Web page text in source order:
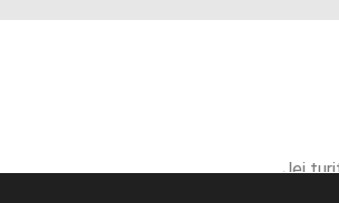
Jei